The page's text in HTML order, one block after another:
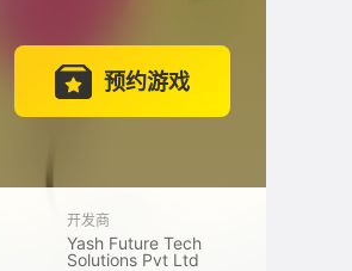
预约游戏
开发商
Yash Future Tech
Solutions Pvt Ltd